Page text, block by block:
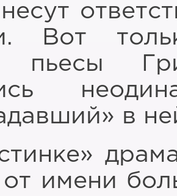
Вот
пьесы
в
от имени